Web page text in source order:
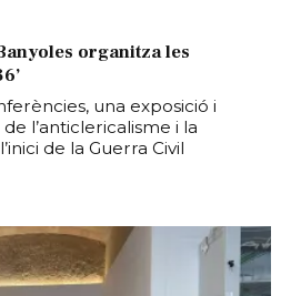
organitza les
una exposició i
l’anticlericalisme i la
de la Guerra Civil